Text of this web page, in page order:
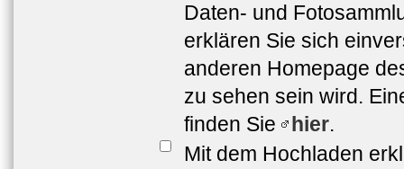
Daten- und
erklären Sie sich
anderen Homepage
zu sehen sein wird.
finden Sie
hier.
Mit dem Hochladen